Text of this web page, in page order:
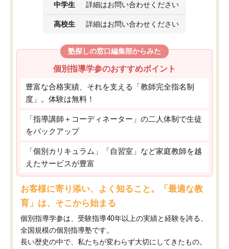
中学生 詳細はお問い合わせください
高校生 詳細はお問い合わせください
塾探しの窓口編集部からみた
個別指導学参のおすすめポイント
豊富な合格実績、それを支える「教師完全指名制
度」。体験は無料！
「指導講師＋コーディネーター」の二人体制で生徒
をバックアップ
「個別カリキュラム」「自習室」など家庭教師を越
えたサービスが豊富
お客様に寄り添い、よく知ること。「最適な教
育」は、そこから始まる
個別指導学参は、受験指導40年以上の実績と経験を誇る、
全国規模の個別指導塾です。
長い歴史の中で、私たちが変わらず大切にしてきたもの。